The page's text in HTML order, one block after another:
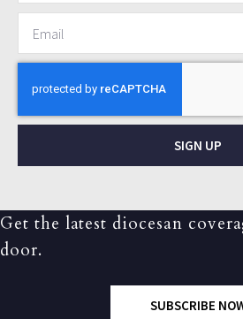
SIGN UP
Get the latest diocesan
door.
SUBSCRIBE